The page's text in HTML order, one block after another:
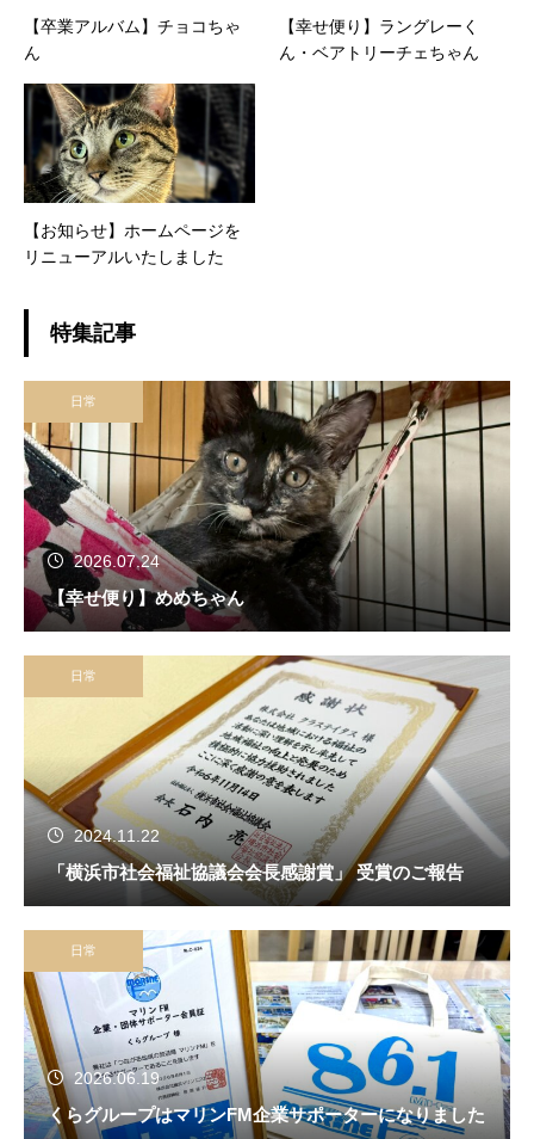
【卒業アルバム】チョコちゃ
ん
【幸せ便り】ラングレーく
ん・ベアトリーチェちゃん
【お知らせ】ホームページを
リニューアルいたしました
特集記事
日常
2026.07.24
【幸せ便り】めめちゃん
日常
2024.11.22
「横浜市社会福祉協議会会長感謝賞」 受賞のご報告
日常
2026.06.19
くらグループはマリンFM企業サポーターになりました